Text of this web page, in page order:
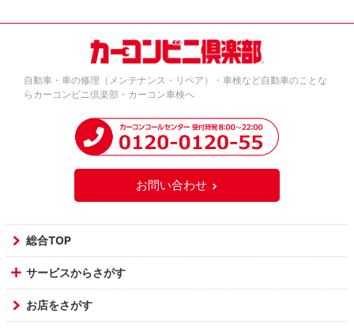
自動車・車の修理（メンテナンス・リペア）・車検など自動車のことな
らカーコンビニ倶楽部・カーコン車検へ
お問い合わせ
総合TOP
サービスからさがす
お店をさがす